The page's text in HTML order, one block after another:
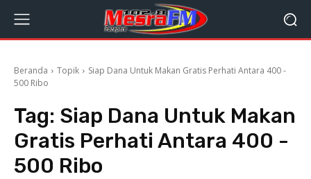
Beranda Topik
Siap Dana Untuk Makan Gratis Perhati Antara 400 -
500 Ribo
Tag: Siap Dana Untuk Makan
Gratis Perhati Antara 400 -
500 Ribo